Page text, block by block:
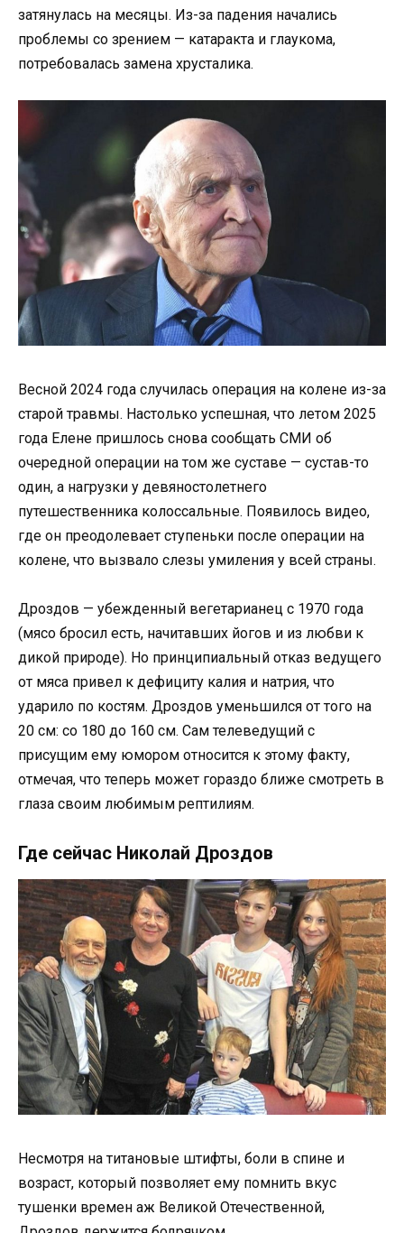
затянулась на месяцы. Из-за падения начались
проблемы со зрением — катаракта и глаукома,
потребовалась замена хрусталика.
Весной 2024 года случилась операция на колене из-за
старой травмы. Настолько успешная, что летом 2025
года Елене пришлось снова сообщать СМИ об
очередной операции на том же суставе — сустав-то
один, а нагрузки у девяностолетнего
путешественника колоссальные. Появилось видео,
где он преодолевает ступеньки после операции на
колене, что вызвало слезы умиления у всей страны.
Дроздов — убежденный вегетарианец с 1970 года
(мясо бросил есть, начитавших йогов и из любви к
дикой природе). Но принципиальный отказ ведущего
от мяса привел к дефициту калия и натрия, что
ударило по костям. Дроздов уменьшился от того на
20 см: со 180 до 160 см. Сам телеведущий с
присущим ему юмором относится к этому факту,
отмечая, что теперь может гораздо ближе смотреть в
глаза своим любимым рептилиям.
Где сейчас Николай Дроздов
Несмотря на титановые штифты, боли в спине и
возраст, который позволяет ему помнить вкус
тушенки времен аж Великой Отечественной,